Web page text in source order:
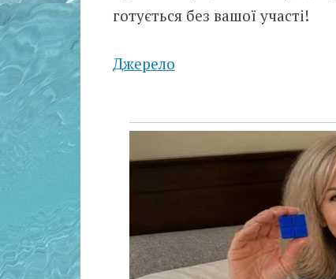
готується без вашої участі!
Джерело